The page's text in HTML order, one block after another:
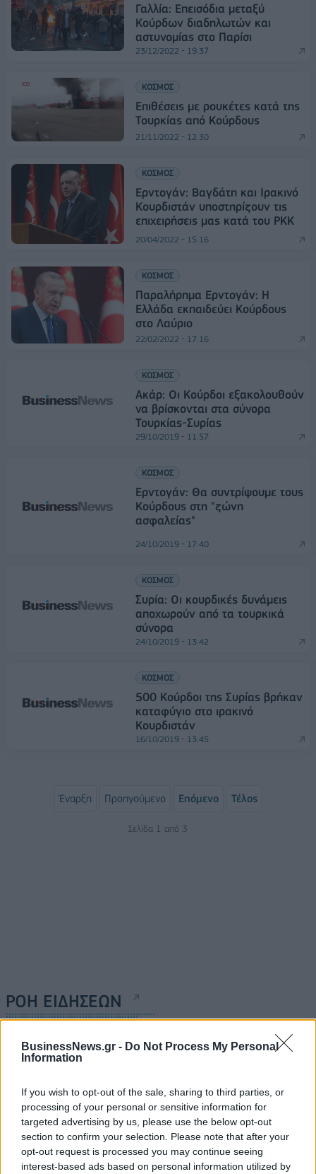
BusinessNews.gr - Do Not Process My Personal
Information
If you wish to opt-out of the sale, sharing to third parties, or
processing of your personal or sensitive information for
targeted advertising by us, please use the below opt-out
section to confirm your selection. Please note that after your
opt-out request is processed you may continue seeing
interest-based ads based on personal information utilized by
Γαλλία: Επεισόδια μεταξύ
Κούρδων διαδηλωτών και
αστυνομίας στο Παρίσι
23/12/2022 - 19:37
ΚΟΣΜΟΣ
Επιθέσεις με ρουκέτες κατά της
Τουρκίας από Κούρδους
21/11/2022 - 12:30
ΚΟΣΜΟΣ
Ερντογάν: Βαγδάτη και Ιρακινό
Κουρδιστάν υποστηρίζουν τις
επιχειρήσεις μας κατά του PKK
20/04/2022 - 15:16
ΚΟΣΜΟΣ
Παραλήρημα Ερντογάν: Η
Ελλάδα εκπαιδεύει Κούρδους
στο Λαύριο
22/02/2022 - 17:16
ΚΟΣΜΟΣ
Ακάρ: Οι Κούρδοι εξακολουθούν
να βρίσκονται στα σύνορα
Τουρκίας-Συρίας
29/10/2019 - 11:57
ΚΟΣΜΟΣ
Ερντογάν: Θα συντρίψουμε τους
Κούρδους στη "ζώνη
ασφαλείας"
24/10/2019 - 17:40
ΚΟΣΜΟΣ
Συρία: Οι κουρδικές δυνάμεις
αποχωρούν από τα τουρκικά
σύνορα
24/10/2019 - 13:42
ΚΟΣΜΟΣ
500 Kούρδοι της Συρίας βρήκαν
καταφύγιο στο ιρακινό
Κουρδιστάν
16/10/2019 - 13:45
Έναρξη Προηγούμενο Επόμενο Τέλος
Σελίδα 1 από 3
ΡΟΗ ΕΙΔΗΣΕΩΝ
Κορυφώνεται η έξοδος του Αυγούστου – Πάνω από
56.000 επιβάτες αναχωρούν σήμερα από τα
08/08/2026 - 14:30 ΕΛΛΑΔΑ
Δυτική Αττική: Η επόμενη ημέρα μετά τις πυρκαγιές
– Τα έργα Antinero και η «μάχη» πριν από τις
βροχές